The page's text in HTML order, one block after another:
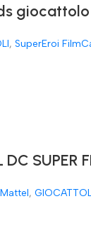
, SuperEroi
SUPER
Mattel,